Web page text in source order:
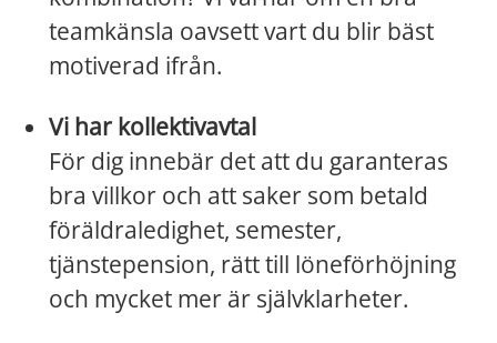
teamkänsla oavsett vart du blir bäst
motiverad ifrån.
Vi har kollektivavtal
För dig innebär det att du garanteras
bra villkor och att saker som betald
föräldraledighet, semester,
tjänstepension, rätt till löneförhöjning
och mycket mer är självklarheter.